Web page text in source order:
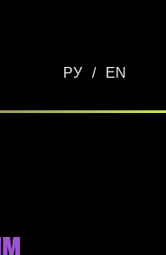
РУ / EN